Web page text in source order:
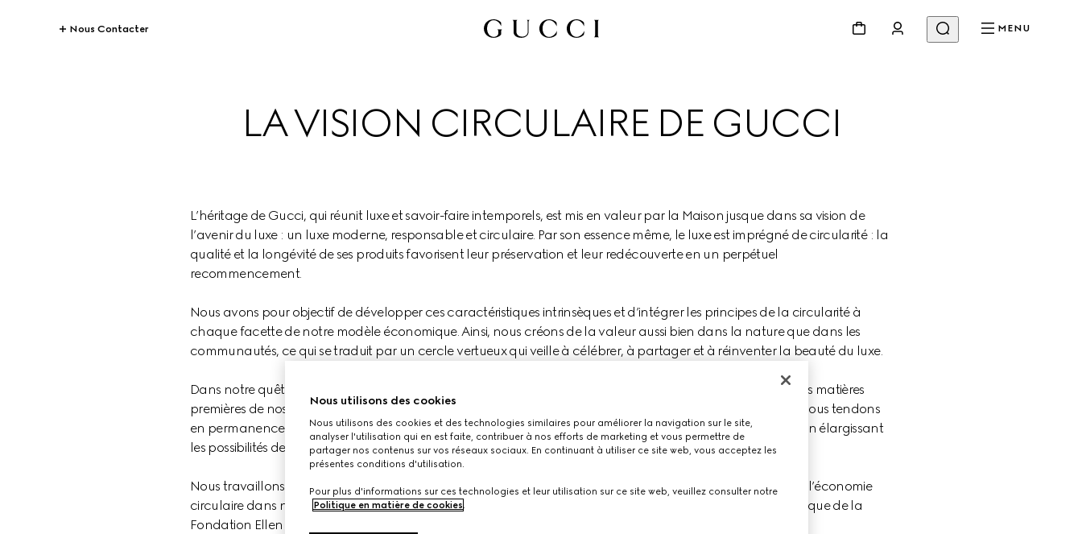
Nous Contacter MENU
LA VISION CIRCULAIRE DE GUCCI
L’héritage de Gucci, qui réunit luxe et savoir-faire intemporels, est mis en valeur par la Maison jusque dans sa vision de
l’avenir du luxe : un luxe moderne, responsable et circulaire. Par son essence même, le luxe est imprégné de circularité : la
qualité et la longévité de ses produits favorisent leur préservation et leur redécouverte en un perpétuel
recommencement.
Nous avons pour objectif de développer ces caractéristiques intrinsèques et d’intégrer les principes de la circularité à
chaque facette de notre modèle économique. Ainsi, nous créons de la valeur aussi bien dans la nature que dans les
communautés, ce qui se traduit par un cercle vertueux qui veille à célébrer, à partager et à réinventer la beauté du luxe.
Dans notre quête de circularité, nous avons transformé notre chaîne d’approvisionnement, des sources des matières
premières de nos collections aux procédés efficaces et innovants que nous employons pour les travailler. Nous tendons
en permanence vers un objectif : éliminer les déchets et la pollution de notre procédé de conception tout en élargissant
les possibilités de durabilité, de réutilisation, de recyclage et de seconde vie.
Nous travaillons également avec des experts et des organisations pour infuser et propager les principes de l’économie
circulaire dans nos activités. Dans la continuité de nos efforts, nous sommes devenus un partenaire stratégique de la
Fondation Ellen MacArthur, une association de premier plan en matière d’économie circulaire.
Nous utilisons des cookies
Nous utilisons des cookies et des technologies similaires pour améliorer la navigation sur le site,
analyser l'utilisation qui en est faite, contribuer à nos efforts de marketing et vous permettre de
partager nos contenus sur vos réseaux sociaux. En continuant à utiliser ce site web, vous acceptez les
présentes conditions d'utilisation.
Pour plus d'informations sur ces technologies et leur utilisation sur ce site web, veuillez consulter notre
Politique en matière de cookies.